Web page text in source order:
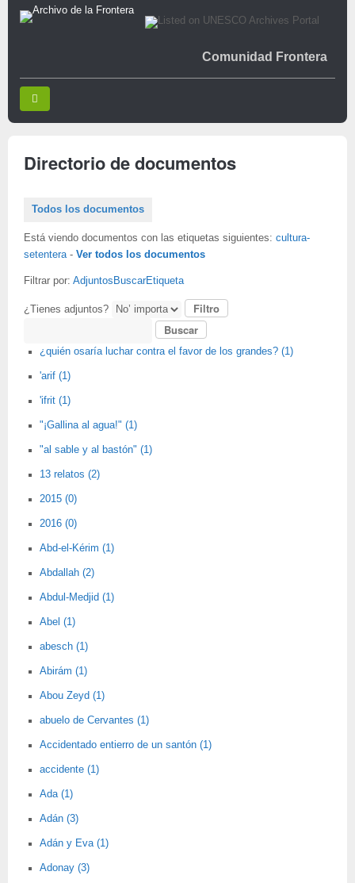
Comunidad Frontera
Directorio de documentos
Todos los documentos
Está viendo documentos con las etiquetas siguientes: cultura-
setentera- Ver todos los documentos
Filtrar por: Adjuntos BuscarEtiqueta
¿Tienes adjuntos?
¿quién osaría luchar contra el favor de los grandes? (1)
'arif (1)
'ifrit (1)
"¡Gallina al agua!" (1)
"al sable y al bastón" (1)
13 relatos (2)
2015 (0)
2016 (0)
Abd-el-Kérim (1)
Abdallah (2)
Abdul-Medjid (1)
Abel (1)
abesch (1)
Abirám (1)
Abou Zeyd (1)
abuelo de Cervantes (1)
Accidentado entierro de un santón (1)
accidente (1)
Ada (1)
Adán (3)
Adán y Eva (1)
Adonay (3)